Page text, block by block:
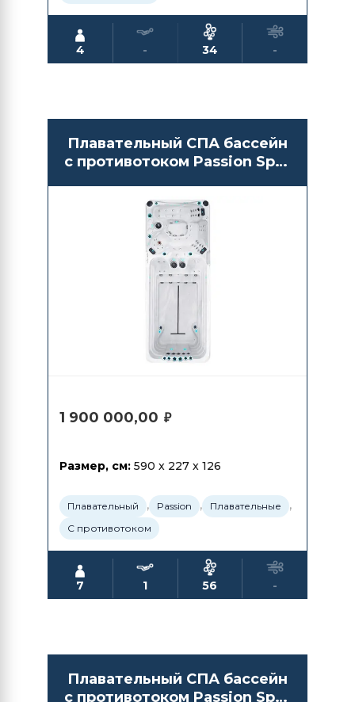
4 - 34 -
Плавательный СПА бассейн
с противотоком Passion Spas
1 900 000,00 ₽
Размер, см: 590 x 227 x 126
Плавательный , Passion , Плавательные ,
С противотоком
7 1 56 -
Плавательный СПА бассейн
с противотоком Passion Spas